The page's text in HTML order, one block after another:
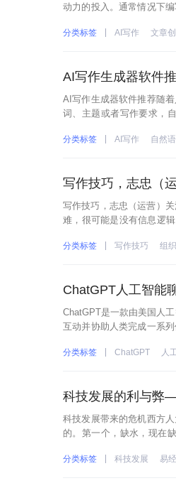
动力的投入。通常情况下
分类标签 AI写作 文章
AI写作生成器软件
AI写作生成器软件推荐随
词、主题或者写作要求，
分类标签 AI写作 自然
写作技巧，志忠（
写作技巧，志忠（运营）
难，很可能是没有信息逻
分类标签 写作技巧 组
ChatGPT人工智能
ChatGPT是一款由美国人
互动并协助人类完成一系
分类标签 ChatGPT 人
科技发展的利与弊
科技发展带来的危机西方
的。第一个，缺水，现在
分类标签 科技发展 易经